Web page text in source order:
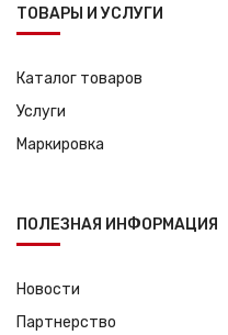
ТОВАРЫ И УСЛУГИ
Каталог товаров
Услуги
Маркировка
ПОЛЕЗНАЯ ИНФОРМАЦИЯ
Новости
Партнерство